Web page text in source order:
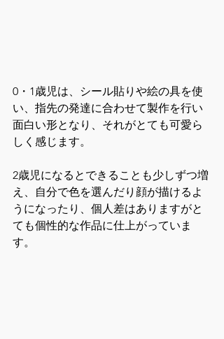
0・1歳児は、シール貼りや絵の具を使
い、指先の発達に合わせて製作を行い
面白い形となり、それがとても可愛ら
しく感じます。
2歳児になるとできることも少しずつ増
え、自分で色を選んだり顔が描けるよ
うになったり、個人差はありますがと
ても個性的な作品に仕上がっていま
す。